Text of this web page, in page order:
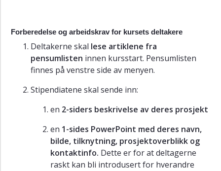
Forberedelse og arbeidskrav for kursets deltakere
Deltakerne skal lese artiklene fra
pensumlisten innen kursstart. Pensumlisten
finnes på venstre side av menyen.
Stipendiatene skal sende inn:
en 2-siders beskrivelse av deres prosjekt
en 1-sides PowerPoint med deres navn,
bilde, tilknytning, prosjektoverblikk og
kontaktinfo. Dette er for at deltagerne
raskt kan bli introdusert for hverandre